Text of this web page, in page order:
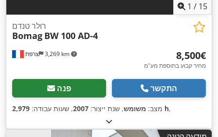
1 / 15
צרפת 3,269 km
רולר טנדם
Bomag BW 100 AD-4
‏8,500 ‏€
מחיר קבוע בתוספת מע"מ
פנה התקשר
מצב: משומש, שנת ייצור: 2007, שעות עבודה: 2,979 h,